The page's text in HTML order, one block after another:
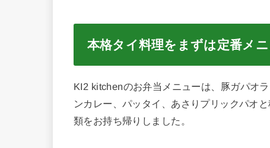
本格タイ料理をまずは定番メ
KI2 kitchenのお弁当メニューは、豚ガパオ
ンカレー、パッタイ、あさりプリックパオ
類をお持ち帰りしました。